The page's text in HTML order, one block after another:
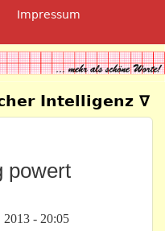
Impressum
Intelligenz ∇
powert
2013 - 20:05